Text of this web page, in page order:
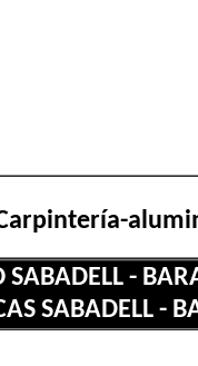
-
SABADELL -